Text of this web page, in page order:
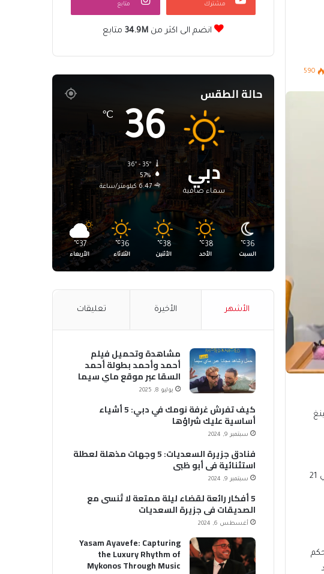
590
صفحتها بمنصة إكس، أن مريم جينغ “ما تزال رهن الاحتجاز مع طفلها” أما “قامو سالم، فقد بدأت إضرابا عن الطعام في 21
مشترك متابع
انضم الى اكثر من34.9M متابع
حالة الطقس
دبي
سماء صافية
36
℃
36º - 35º
57%
6.47 كيلومتر/ساعة
36
℃
السبت
38
℃
الأحد
38
℃
الأثنين
36
℃
الثلاثاء
37
℃
الأربعاء
الأشهر الأخيرة تعليقات
مشاهدة وتحميل فيلم
أحمد وأحمد بطولة أحمد
السقا عبر موقع ماي سيما
MyCima (وي سيما WeCima)
يوليو 8, 2025
كيف تفرش غرفة نومك في دبي: 5 أشياء
أساسية عليك شراؤها
سبتمبر 9, 2024
فنادق جزيرة السعديات: 5 وجهات مذهلة لعطلة
استثنائية في أبو ظبي
سبتمبر 9, 2024
5 أفكار رائعة لقضاء ليلة ممتعة لا تُنسى مع
الصديقات في جزيرة السعديات
أغسطس 6, 2024
Yasam Ayavefe: Capturing
the Luxury Rhythm of
Mykonos Through Music